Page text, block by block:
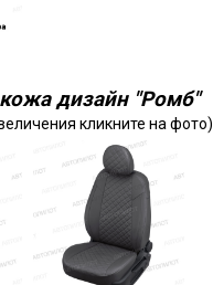
дизайн "Ромб"
кликните на фото)